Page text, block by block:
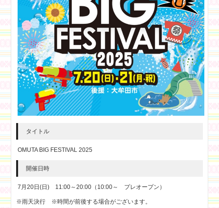
タイトル
OMUTA BIG FESTIVAL 2025
開催日時
7月20日(日) 11:00～20:00（10:00～ プレオープン）
※雨天決行 ※時間が前後する場合がございます。